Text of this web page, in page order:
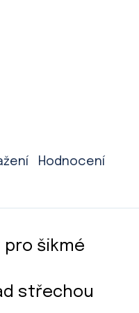
Hodnocení
šikmé
střechou